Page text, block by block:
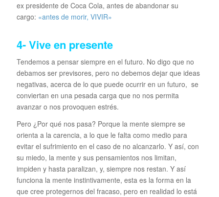
ex presidente de Coca Cola, antes de abandonar su
cargo: «antes de morir, VIVIR»
4- Vive en presente
Tendemos a pensar siempre en el futuro. No digo que no
debamos ser previsores, pero no debemos dejar que ideas
negativas, acerca de lo que puede ocurrir en un futuro, se
conviertan en una pesada carga que no nos permita
avanzar o nos provoquen estrés.
Pero ¿Por qué nos pasa? Porque la mente siempre se
orienta a la carencia, a lo que le falta como medio para
evitar el sufrimiento en el caso de no alcanzarlo. Y así, con
su miedo, la mente y sus pensamientos nos limitan,
impiden y hasta paralizan, y, siempre nos restan. Y así
funciona la mente instintivamente, esta es la forma en la
que cree protegernos del fracaso, pero en realidad lo está